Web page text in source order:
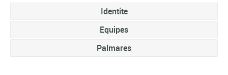
Identite
Equipes
Palmares